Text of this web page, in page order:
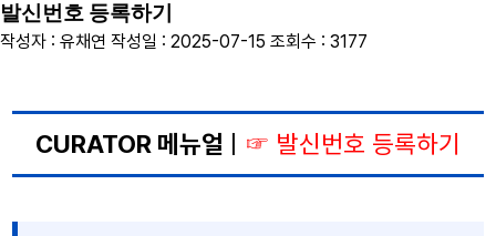
발신번호 등록하기
작성자 : 유채연 작성일 : 2025-07-15 조회수 : 3177
CURATOR 메뉴얼 ☞ 발신번호 등록하기